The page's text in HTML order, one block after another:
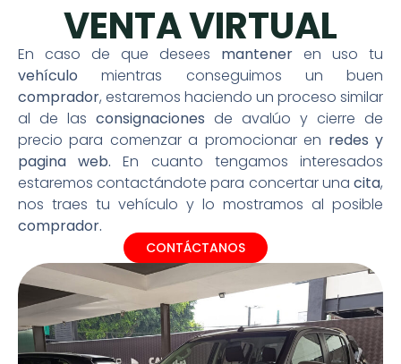
VENTA VIRTUAL
En caso de que desees mantener en uso tu
vehículo mientras conseguimos un buen
comprador, estaremos haciendo un proceso similar
al de las consignaciones de avalúo y cierre de
precio para comenzar a promocionar en redes y
pagina web. En cuanto tengamos interesados
estaremos contactándote para concertar una cita,
nos traes tu vehículo y lo mostramos al posible
comprador.
CONTÁCTANOS